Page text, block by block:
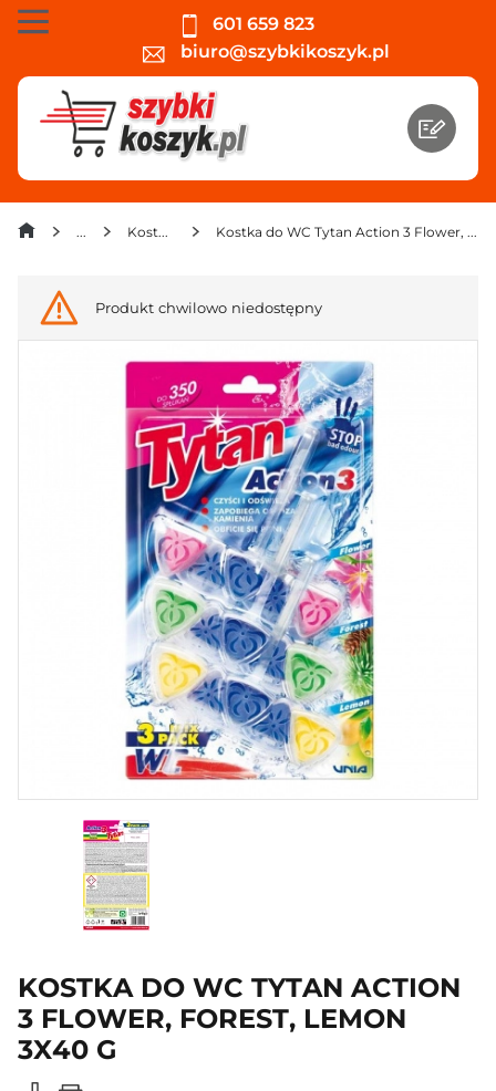
601 659 823
biuro@szybkikoszyk.pl
Kostki do wc Kostka do WC Tytan Action 3 Flower, Forest, Lemon 3x40 g
Produkt chwilowo niedostępny
KOSTKA DO WC TYTAN ACTION
3 FLOWER, FOREST, LEMON
3X40 G